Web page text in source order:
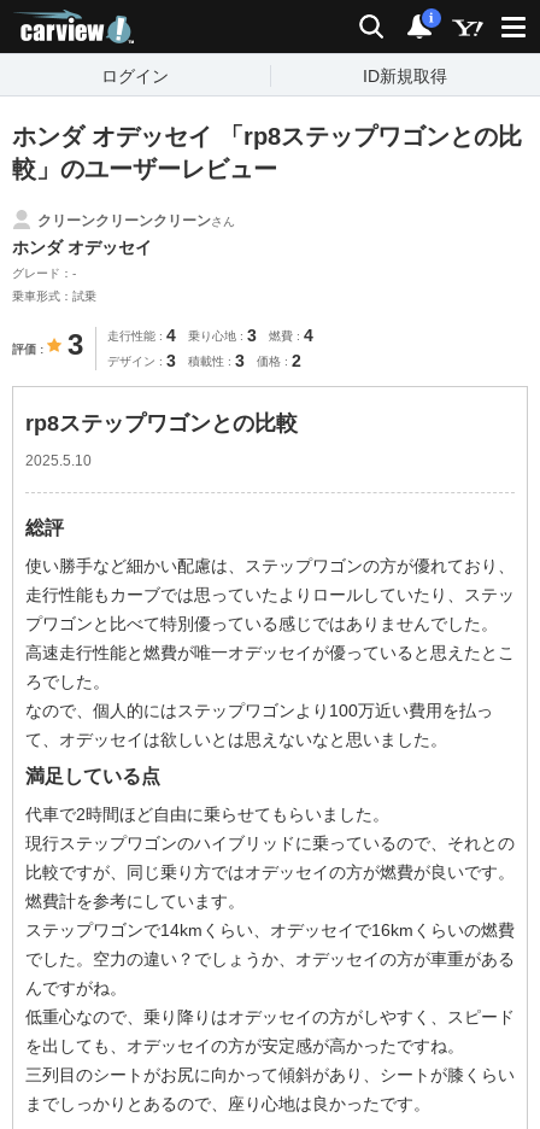
検索 通知
i
ログイン ID新規取得
ホンダ オデッセイ 「rp8ステップワゴンとの比
較」のユーザーレビュー
クリーンクリーンクリーンさん
ホンダ オデッセイ
グレード：-
乗車形式：試乗
評価 3 走行性能 4 乗り心地 3 燃費 4
デザイン 3 積載性 3 価格 2
rp8ステップワゴンとの比較
2025.5.10
総評
使い勝手など細かい配慮は、ステップワゴンの方が優れており、
走行性能もカーブでは思っていたよりロールしていたり、ステッ
プワゴンと比べて特別優っている感じではありませんでした。
高速走行性能と燃費が唯一オデッセイが優っていると思えたとこ
ろでした。
なので、個人的にはステップワゴンより100万近い費用を払っ
て、オデッセイは欲しいとは思えないなと思いました。
満足している点
代車で2時間ほど自由に乗らせてもらいました。
現行ステップワゴンのハイブリッドに乗っているので、それとの
比較ですが、同じ乗り方ではオデッセイの方が燃費が良いです。
燃費計を参考にしています。
ステップワゴンで14kmくらい、オデッセイで16kmくらいの燃費
でした。空力の違い？でしょうか、オデッセイの方が車重がある
んですがね。
低重心なので、乗り降りはオデッセイの方がしやすく、スピード
を出しても、オデッセイの方が安定感が高かったですね。
三列目のシートがお尻に向かって傾斜があり、シートが膝くらい
までしっかりとあるので、座り心地は良かったです。